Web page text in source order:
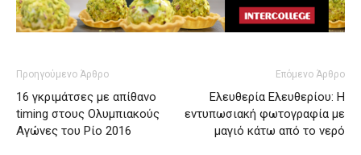
Προηγούμενο Άρθρο
16 γκριμάτσες με απίθανο
timing στους Ολυμπιακούς
Αγώνες του Ρίο 2016
Επόμενο Άρθρο
Ελευθερία Ελευθερίου: H
εντυπωσιακή φωτογραφία με
μαγιό κάτω από το νερό